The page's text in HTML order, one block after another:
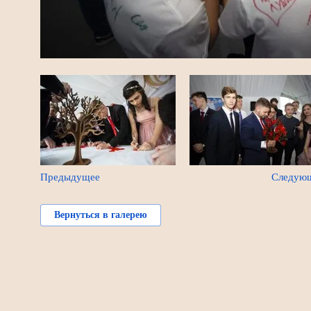
Предыдущее
Вернуться в галерею